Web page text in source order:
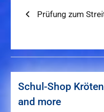
Previous
Prüfung zum
Schul-Shop
and more